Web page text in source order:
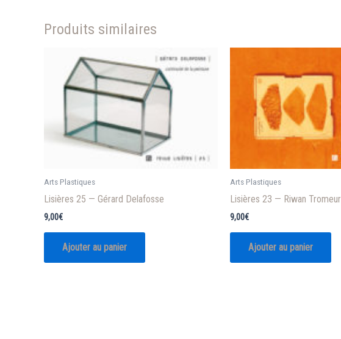
Produits similaires
Arts Plastiques
Lisières 25 — Gérard Delafosse
9,00€
Ajouter au panier
Arts Plastiques
Lisières 23 — Riwan Tromeur
9,00€
Ajouter au panier